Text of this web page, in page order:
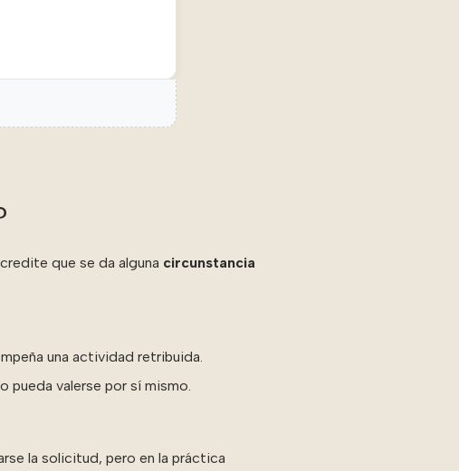
que se da alguna circunstancia
una actividad retribuida.
pueda valerse por sí mismo.
la solicitud, pero en la práctica